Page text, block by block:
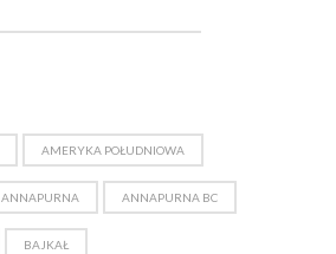
AMERYKA POŁUDNIOWA
ANNAPURNA ANNAPURNA BC
BAJKAŁ